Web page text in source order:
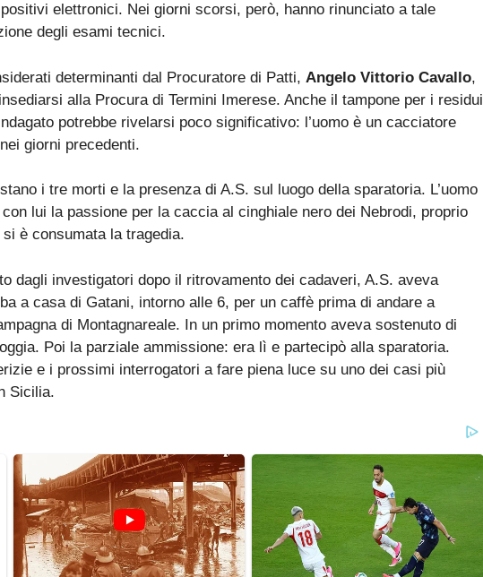
elettronici. Nei giorni scorsi, però, hanno rinunciato a tale
degli esami tecnici.
determinanti dal Procuratore di Patti, Angelo Vittorio Cavallo,
alla Procura di Termini Imerese. Anche il tampone per i residui
potrebbe rivelarsi poco significativo: l’uomo è un cacciatore
giorni precedenti.
i tre morti e la presenza di A.S. sul luogo della sparatoria. L’uomo
lui la passione per la caccia al cinghiale nero dei Nebrodi, proprio
è consumata la tragedia.
dagli investigatori dopo il ritrovamento dei cadaveri, A.S. aveva
a casa di Gatani, intorno alle 6, per un caffè prima di andare a
di Montagnareale. In un primo momento aveva sostenuto di
Poi la parziale ammissione: era lì e partecipò alla sparatoria.
e i prossimi interrogatori a fare piena luce su uno dei casi più
Sicilia.